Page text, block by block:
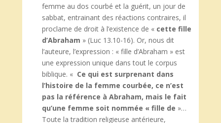
femme au dos courbé et la guérit, un jour de
sabbat, entrainant des réactions contraires, il
proclame de droit à l’existence de « cette fille
d’Abraham » (Luc 13.10-16). Or, nous dit
l’auteure, l’expression : « fille d’Abraham » est
une expression unique dans tout le corpus
biblique. « Ce qui est surprenant dans
l’histoire de la femme courbée, ce n’est
pas la référence à Abraham, mais le fait
qu’une femme soit nommée « fille de »…
Toute la tradition religieuse antérieure,